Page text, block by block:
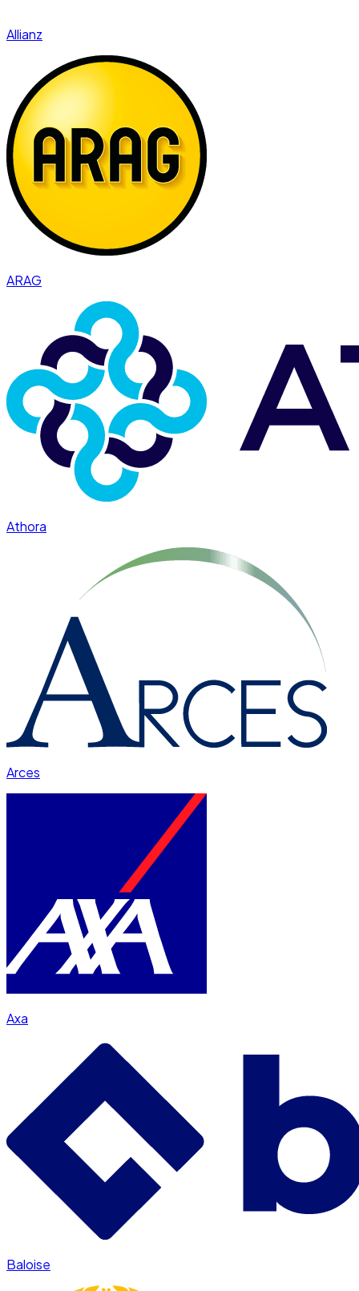
Allianz
ARAG
Athora
Arces
Axa
Baloise